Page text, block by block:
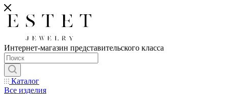
Интернет-магазин представительского класса
Каталог
Все изделия